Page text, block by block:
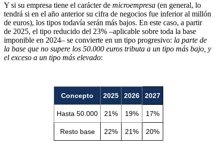
Y si su empresa tiene el carácter de microempresa (en general, lo
tendrá si en el año anterior su cifra de negocios fue inferior al millón
de euros), los tipos todavía serán más bajos. En este caso, a partir
de 2025, el tipo reducido del 23% –aplicable sobre toda la base
imponible en 2024– se convierte en un tipo progresivo: la parte de
la base que no supere los 50.000 euros tributa a un tipo más bajo, y
el exceso a un tipo más elevado:
Concepto 2025 2026 2027
Hasta 50.000 21% 19% 17%
Resto base 22% 21% 20%